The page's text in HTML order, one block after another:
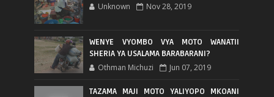
Unknown Nov 28, 2019
WENYE VYOMBO VYA MOTO WANATII
SHERIA YA USALAMA BARABARANI?
Othman Michuzi Jun 07, 2019
TAZAMA MAJI MOTO YALIYOPO MKOANI